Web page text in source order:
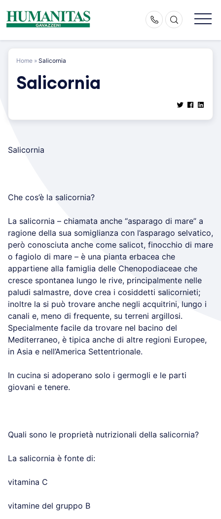
content
Home » Salicornia
Salicornia
Salicornia
Che cos’è la salicornia?
La salicornia – chiamata anche “asparago di mare” a
ragione della sua somiglianza con l’asparago selvatico,
però conosciuta anche come salicot, finocchio di mare
o fagiolo di mare – è una pianta erbacea che
appartiene alla famiglia delle Chenopodiaceae che
cresce spontanea lungo le rive, principalmente nelle
paludi salmastre, dove crea i cosiddetti salicornieti;
inoltre la si può trovare anche negli acquitrini, lungo i
canali e, meno di frequente, su terreni argillosi.
Specialmente facile da trovare nel bacino del
Mediterraneo, è tipica anche di altre regioni Europee,
in Asia e nell’America Settentrionale.
In cucina si adoperano solo i germogli e le parti
giovani e tenere.
Quali sono le proprietà nutrizionali della salicornia?
La salicornia è fonte di:
vitamina C
vitamine del gruppo B